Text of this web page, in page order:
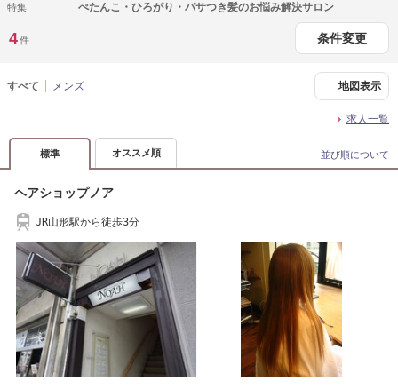
特集 ぺたんこ・ひろがり・パサつき髪のお悩み解決サロン
4件 条件変更
すべて メンズ 地図表示
求人一覧
標準 オススメ順 並び順について
ヘアショップノア
JR山形駅から徒歩3分